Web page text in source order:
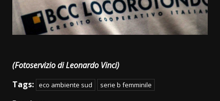
(Fotoservizio di Leonardo Vinci)
Tags: eco ambiente sud serie b femminile